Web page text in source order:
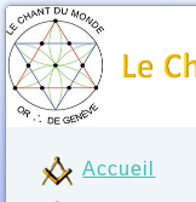
Accueil